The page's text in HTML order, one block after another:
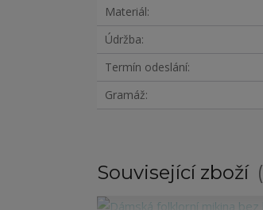
Materiál
Údržba
Termín odeslání
Gramáž
Související zboží